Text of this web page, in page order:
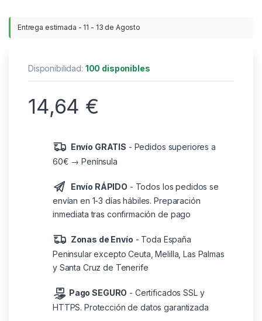
Entrega estimada - 11 - 13 de Agosto
Disponibilidad: 100 disponibles
14,64 €
Envío GRATIS - Pedidos superiores a
60€ → Península
Envío RÁPIDO - Todos los pedidos se
envían en 1-3 días hábiles. Preparación
inmediata tras confirmación de pago
Zonas de Envío - Toda España
Peninsular excepto Ceuta, Melilla, Las Palmas
y Santa Cruz de Tenerife
Pago SEGURO - Certificados SSL y
HTTPS. Protección de datos garantizada